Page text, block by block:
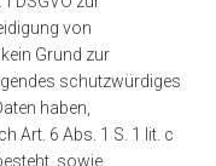
von
Grund zur
schutzwürdiges
haben,
Art. 6 Abs. 1 S. 1 lit. c
sowie